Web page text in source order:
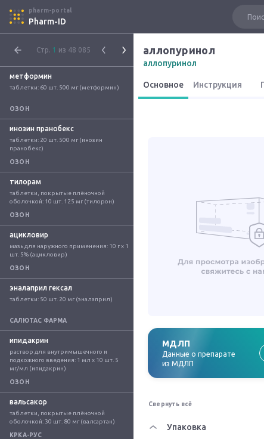
pharm-portal
Pharm-ID
Стр. 1 из 48 085
метформин
таблетки: 60 шт. 500 мг (метформин)
ОЗОН
инозин пранобекс
таблетки: 20 шт. 500 мг (инозин
пранобекс)
ОЗОН
тилорам
таблетки, покрытые плёночной
оболочкой: 10 шт. 125 мг (тилорон)
ОЗОН
ацикловир
мазь для наружного применения: 10 г x 1
шт. 5% (ацикловир)
ОЗОН
эналаприл гексал
таблетки: 50 шт. 20 мг (эналаприл)
САЛЮТАС ФАРМА
ипидакрин
раствор для внутримышечного и
подкожного введения: 1 мл x 10 шт. 5
мг/мл (ипидакрин)
ОЗОН
вальсакор
таблетки, покрытые плёночной
оболочкой: 30 шт. 80 мг (валсартан)
КРКА-РУС
аллопуринол
аллопуринол
Основное Инструкция
МДЛП
Данные о препарате
из МДЛП
Свернуть всё
Упаковка